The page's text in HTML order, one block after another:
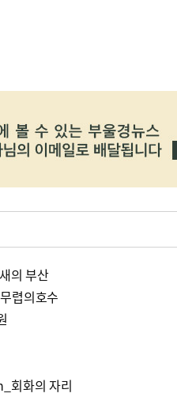
의 부산
렵의호수
회화의 자리